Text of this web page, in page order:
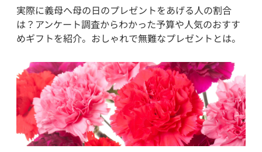
実際に義母へ母の日のプレゼントをあげる人の割合
は？アンケート調査からわかった予算や人気のおすす
めギフトを紹介。おしゃれで無難なプレゼントとは。